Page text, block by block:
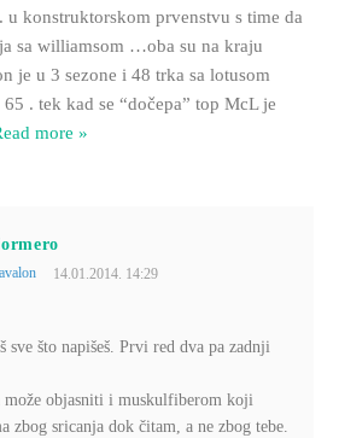
u konstruktorskom prvenstvu s time da
sa williamsom …oba su na kraju
je u 3 sezone i 48 trka sa lotusom
. tek kad se “dočepa” top McL je
more »
avalon 14.01.2014. 14:29
sve što napišeš. Prvi red dva pa zadnji
može objasniti i muskulfiberom koji
zbog sricanja dok čitam, a ne zbog tebe.